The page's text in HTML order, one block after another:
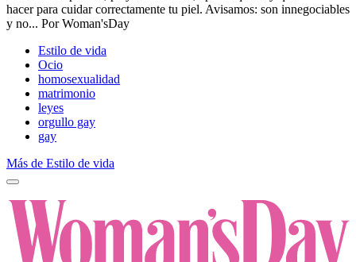
hacer para cuidar correctamente tu piel.​ Avisamos: son innegociables
y no... PorWoman'sDay
Estilo de vida
Ocio
homosexualidad
matrimonio
leyes
orgullo gay
gay
Más de Estilo de vida